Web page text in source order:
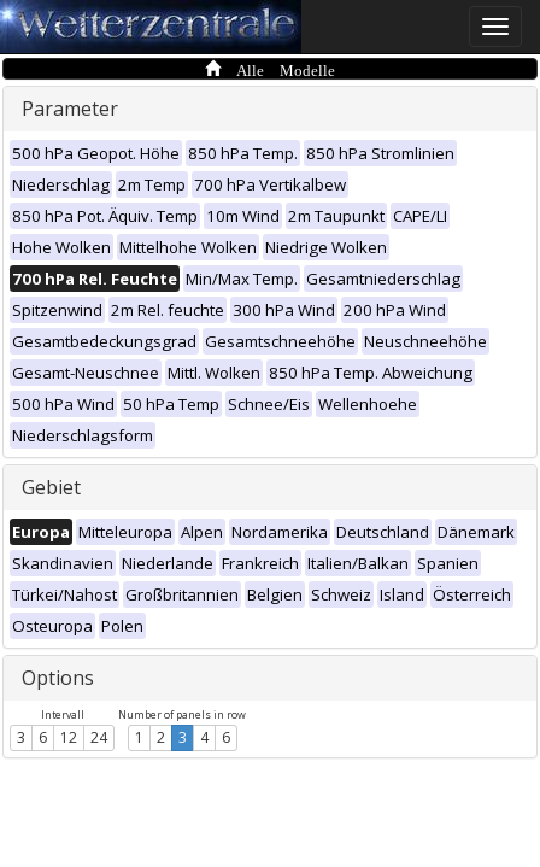
Toggle
Alle Modelle
Parameter
500 hPa Geopot. Höhe 850 hPa Temp. 850 hPa Stromlinien
Niederschlag 2m Temp 700 hPa Vertikalbew
850 hPa Pot. Äquiv. Temp 10m Wind 2m Taupunkt CAPE/LI
Hohe Wolken Mittelhohe Wolken Niedrige Wolken
700 hPa Rel. Feuchte Min/Max Temp. Gesamtniederschlag
Spitzenwind 2m Rel. feuchte 300 hPa Wind 200 hPa Wind
Gesamtbedeckungsgrad Gesamtschneehöhe Neuschneehöhe
Gesamt-Neuschnee Mittl. Wolken 850 hPa Temp. Abweichung
500 hPa Wind 50 hPa Temp Schnee/Eis Wellenhoehe
Niederschlagsform
Gebiet
Europa Mitteleuropa Alpen Nordamerika Deutschland Dänemark
Skandinavien Niederlande Frankreich Italien/Balkan Spanien
Türkei/Nahost Großbritannien Belgien Schweiz Island Österreich
Osteuropa Polen
Options
Intervall
3 6 12 24
Number of panels in row
1 2 3 4 6